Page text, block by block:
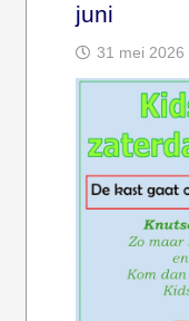
juni
31 mei 2026